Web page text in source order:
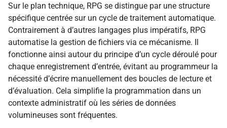
Sur le plan technique, RPG se distingue par une structure
spécifique centrée sur un cycle de traitement automatique.
Contrairement à d’autres langages plus impératifs, RPG
automatise la gestion de fichiers via ce mécanisme. Il
fonctionne ainsi autour du principe d’un cycle déroulé pour
chaque enregistrement d’entrée, évitant au programmeur la
nécessité d’écrire manuellement des boucles de lecture et
d’évaluation. Cela simplifie la programmation dans un
contexte administratif où les séries de données
volumineuses sont fréquentes.